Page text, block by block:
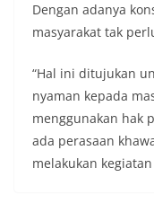
Dengan adanya
masyarakat tak
“Hal ini ditujukan
nyaman kepada
menggunakan hak
ada perasaan
melakukan